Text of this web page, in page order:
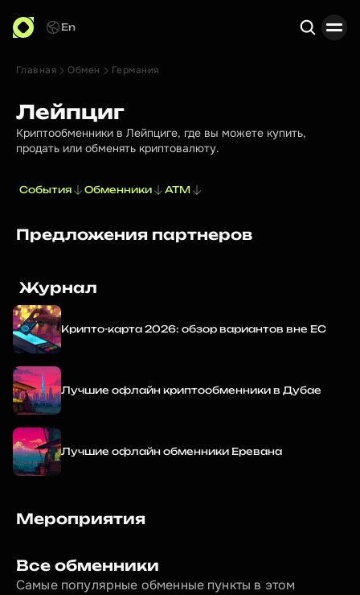
En
Главная Обмен Германия
Лейпциг
Криптообменники в Лейпциге, где вы можете купить,
продать или обменять криптовалюту.
События Обменники ATM
Предложения партнеров
Мероприятия
Все обменники
Самые популярные обменные пункты в этом
Журнал
Крипто-карта 2026: обзор вариантов вне ЕС
Лучшие офлайн криптообменники в Дубае
Лучшие офлайн обменники Еревана